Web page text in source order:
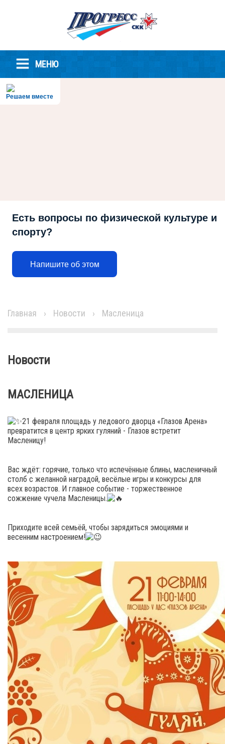
МЕНЮ
Решаем вместе
Есть вопросы по физической культуре и
спорту?
Напишите об этом
Главная › Новости › Масленица
Новости
МАСЛЕНИЦА
21 февраля площадь у ледового дворца «Глазов Арена»
превратится в центр ярких гуляний - Глазов встретит
Масленицу!
Вас ждёт: горячие, только что испечённые блины, масленичный
столб с желанной наградой, весёлые игры и конкурсы для
всех возрастов. И главное событие - торжественное
сожжение чучела Масленицы.
Приходите всей семьёй, чтобы зарядиться эмоциями и
весенним настроением!